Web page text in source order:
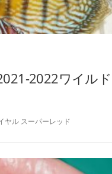
2022ワイル
ヤル スーパーレッド